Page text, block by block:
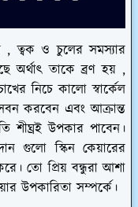
, ত্বক ও চুলের সমস্যার
অর্থাৎ তাকে ব্রণ হয় ,
নিচে কালো স্বার্কেল
করবেন এবং আক্রান্ত
শীঘ্রই উপকার পাবেন।
গুলো স্কিন কেয়ারের
তো প্রিয় বন্ধুরা আশা
উপকারিতা সম্পর্কে।